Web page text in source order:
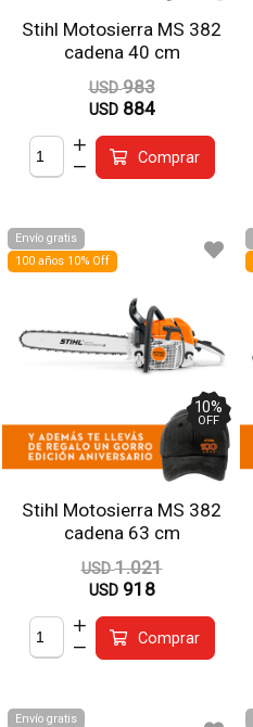
Stihl Motosierra MS 382
cadena 40 cm
USD 983
USD 884
Comprar
Envío gratis
100 años 10% Off
Stihl Motosierra MS 382
cadena 63 cm
10%
OFF
USD 1.021
USD 918
Comprar
Envío gratis